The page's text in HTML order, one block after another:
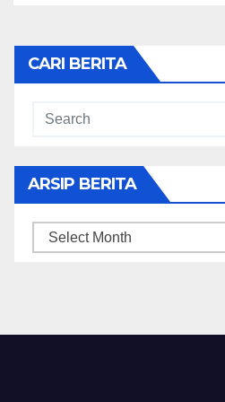
CARI BERITA
ARSIP BERITA
ARSIP